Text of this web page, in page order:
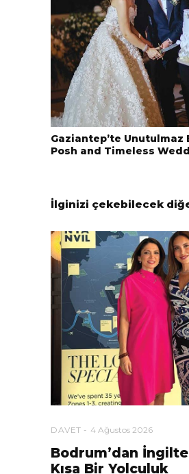
Gaziantep’te Unutulmaz
Posh and Timeless
İlginizi çekebilecek
DAVET 4 Ağustos 2026
Bodrum’dan
Kısa Bir Yolculuk